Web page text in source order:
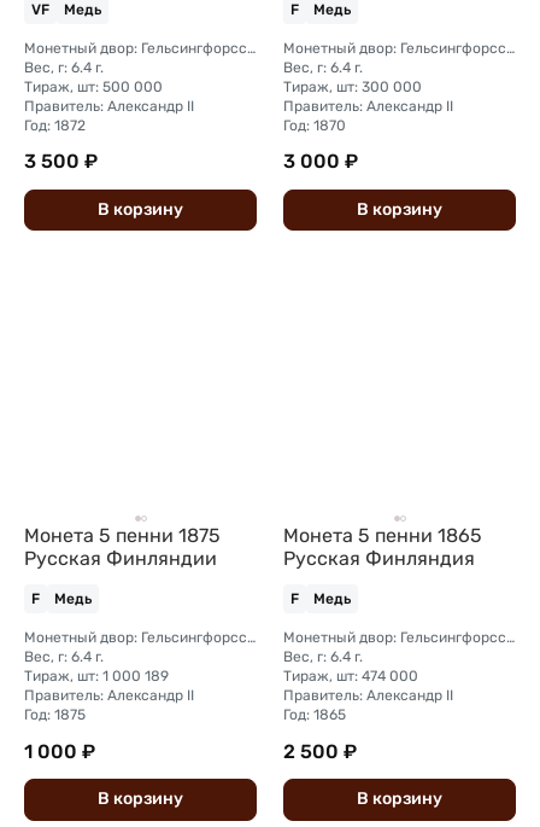
VF Медь
Монетный двор: Гельсингфорсский монетный двор (Финляндия)
Вес, г: 6.4 г.
Тираж, шт: 500 000
Правитель: Александр II
Год: 1872
3 500 ₽
В корзину
F Медь
Монетный двор: Гельсингфорсский монетный двор (Финляндия)
Вес, г: 6.4 г.
Тираж, шт: 300 000
Правитель: Александр II
Год: 1870
3 000 ₽
В корзину
Монета 5 пенни 1875
Русская Финляндии
F Медь
Монетный двор: Гельсингфорсский монетный двор (Финляндия)
Вес, г: 6.4 г.
Тираж, шт: 1 000 189
Правитель: Александр II
Год: 1875
1 000 ₽
В корзину
Монета 5 пенни 1865
Русская Финляндия
F Медь
Монетный двор: Гельсингфорсский монетный двор (Финляндия)
Вес, г: 6.4 г.
Тираж, шт: 474 000
Правитель: Александр II
Год: 1865
2 500 ₽
В корзину